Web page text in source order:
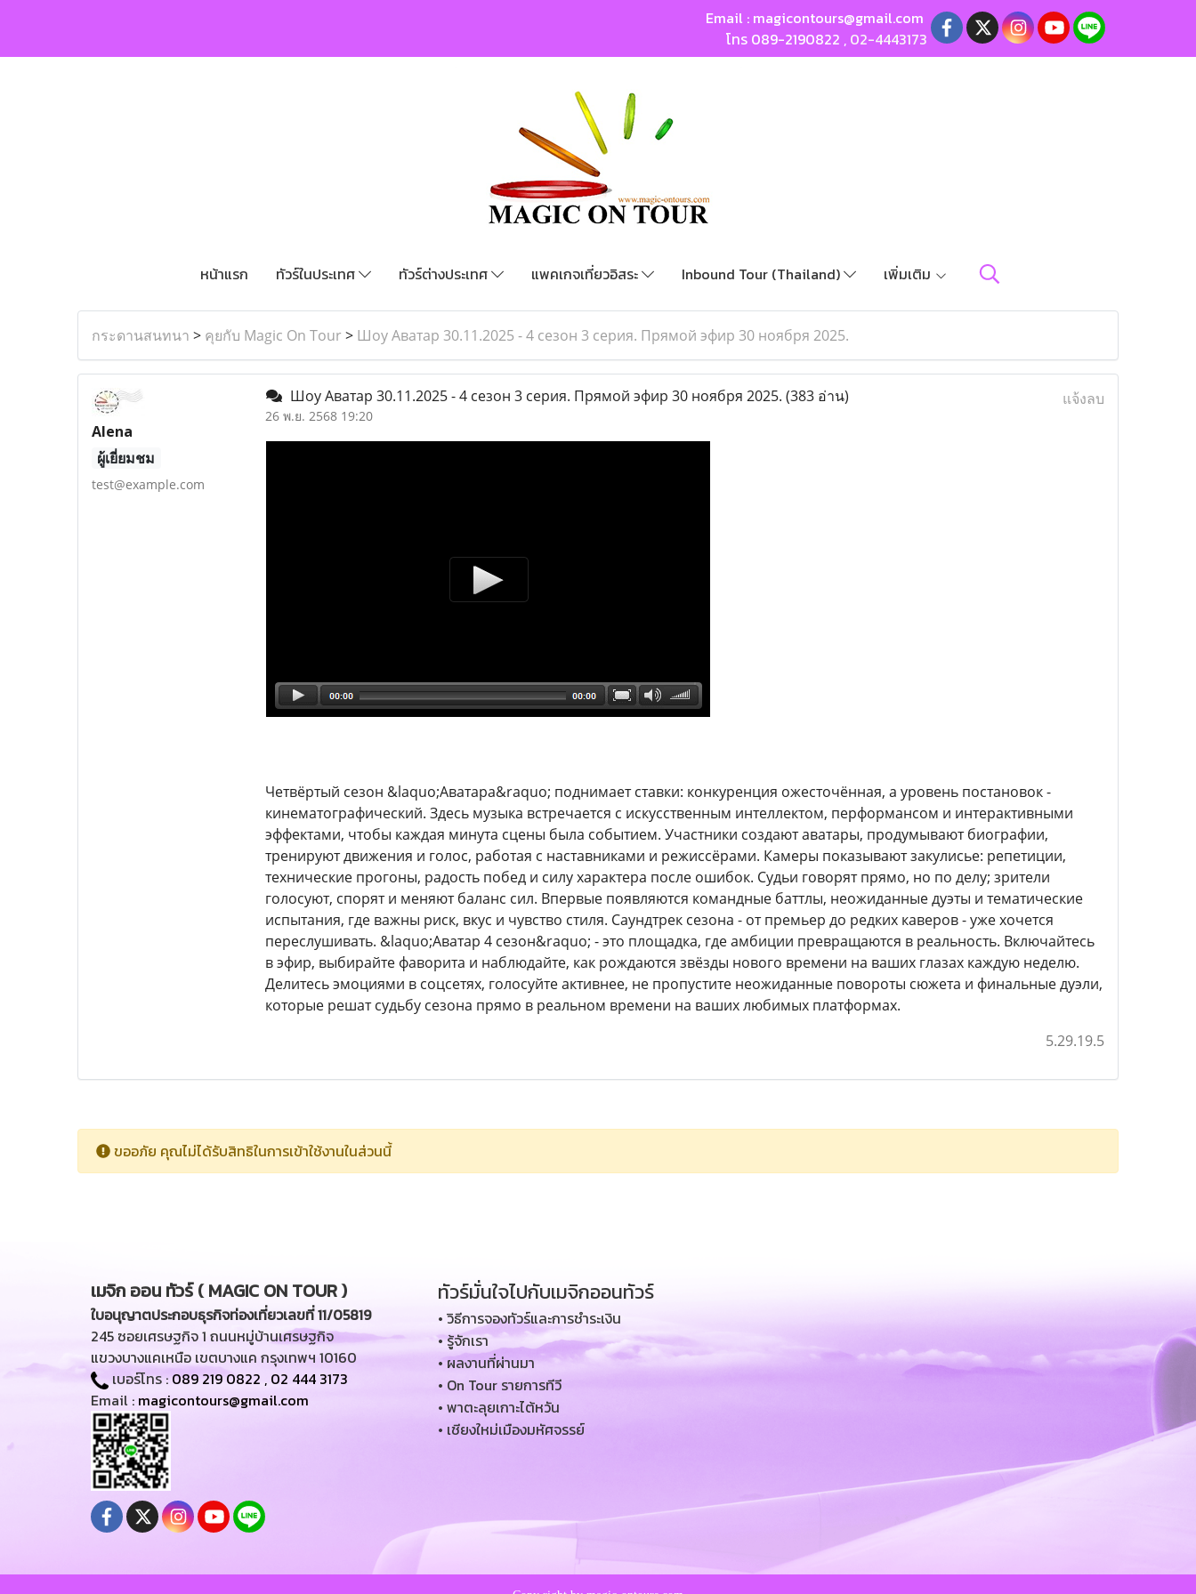
Email : magicontours@gmail.com
โทร 089-2190822 , 02-4443173
หน้าแรก ทัวร์ในประเทศ ทัวร์ต่างประเทศ แพคเกจเที่ยวอิสระ Inbound Tour (Thailand) เพิ่มเติม
กระดานสนทนา > คุยกับ Magic On Tour > Шоу Аватар 30.11.2025 - 4 сезон 3 серия. Прямой эфир 30 ноября 2025.
Alena
ผู้เยี่ยมชม
test@example.com
Шоу Аватар 30.11.2025 - 4 сезон 3 серия. Прямой эфир 30 ноября 2025. (383 อ่าน)
26 พ.ย. 2568 19:20
แจ้งลบ
Четвёртый сезон &laquo;Аватара&raquo; поднимает ставки: конкуренция ожесточённая, а уровень постановок -
кинематографический. Здесь музыка встречается с искусственным интеллектом, перформансом и интерактивными
эффектами, чтобы каждая минута сцены была событием. Участники создают аватары, продумывают биографии,
тренируют движения и голос, работая с наставниками и режиссёрами. Камеры показывают закулисье: репетиции,
технические прогоны, радость побед и силу характера после ошибок. Судьи говорят прямо, но по делу; зрители
голосуют, спорят и меняют баланс сил. Впервые появляются командные баттлы, неожиданные дуэты и тематические
испытания, где важны риск, вкус и чувство стиля. Саундтрек сезона - от премьер до редких каверов - уже хочется
переслушивать. &laquo;Аватар 4 сезон&raquo; - это площадка, где амбиции превращаются в реальность. Включайтесь
в эфир, выбирайте фаворита и наблюдайте, как рождаются звёзды нового времени на ваших глазах каждую неделю.
Делитесь эмоциями в соцсетях, голосуйте активнее, не пропустите неожиданные повороты сюжета и финальные дуэли,
которые решат судьбу сезона прямо в реальном времени на ваших любимых платформах.
5.29.19.5
ขออภัย คุณไม่ได้รับสิทธิในการเข้าใช้งานในส่วนนี้
เมจิก ออน ทัวร์ ( MAGIC ON TOUR )
ใบอนุญาตประกอบธุรกิจท่องเที่ยวเลขที่ 11/05819
245 ซอยเศรษฐกิจ 1 ถนนหมู่บ้านเศรษฐกิจ
แขวงบางแคเหนือ เขตบางแค กรุงเทพฯ 10160
เบอร์โทร :089 219 0822 , 02 444 3173
Email : magicontours@gmail.com
ทัวร์มั่นใจไปกับเมจิกออนทัวร์
• วิธีการจองทัวร์และการชำระเงิน
• รู้จักเรา
• ผลงานที่ผ่านมา
• On Tour รายการทีวี
• พาตะลุยเกาะไต้หวัน
• เชียงใหม่เมืองมหัศจรรย์